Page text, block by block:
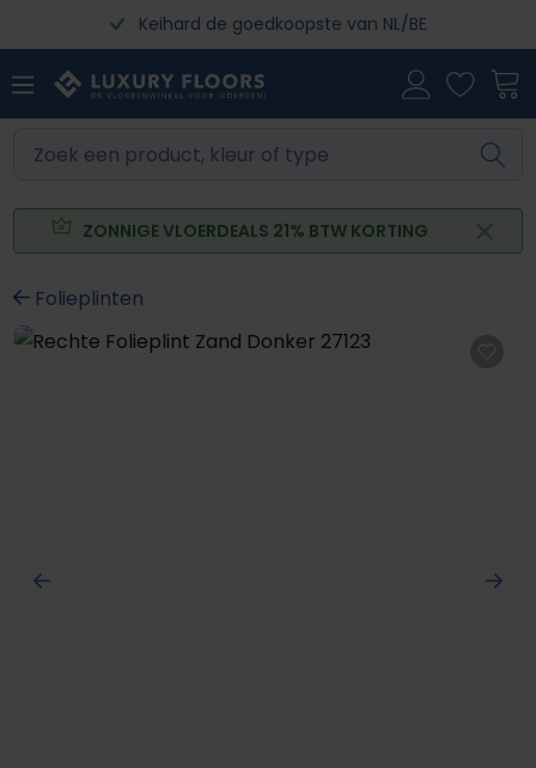
Ga naar de hoofdinhoudKeihard de goedkoopste van NL/BE
ZONNIGE VLOERDEALS 21% BTW KORTING
Folieplinten
Afbeeldingengalerij overslaan